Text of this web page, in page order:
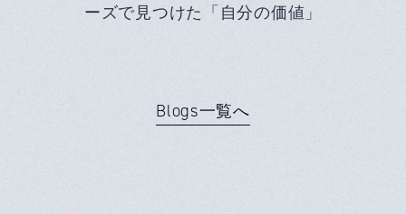
ーズで見つけた「自分の価値」
Blogs一覧へ